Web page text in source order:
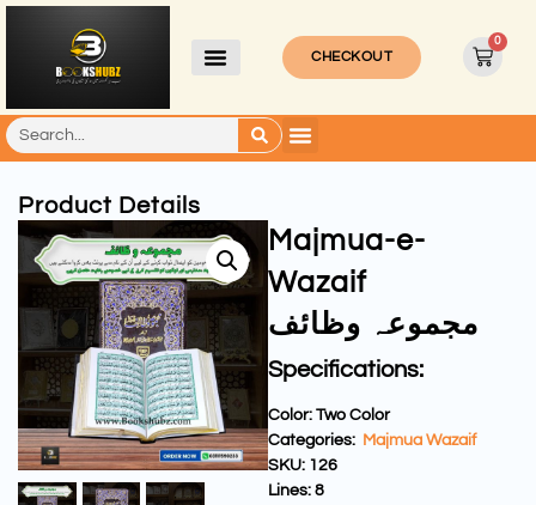
CHECKOUT
0
Product Details
Majmua-e-
Wazaif
مجموعہ وظائف
Specifications:
Color: Two Color
Categories: Majmua Wazaif
SKU: 126
Lines: 8